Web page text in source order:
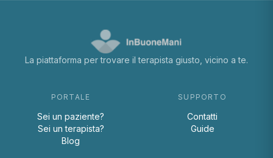
La piattaforma per trovare il terapista giusto, vicino a te.
PORTALE
Sei un paziente?
Sei un terapista?
Blog
SUPPORTO
Contatti
Guide